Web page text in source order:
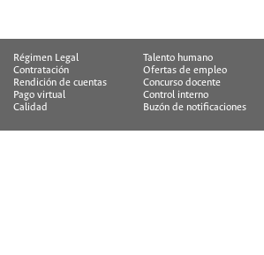
Régimen Legal
Talento humano
Contratación
Ofertas de empleo
Rendición de cuentas
Concurso docente
Pago virtual
Control interno
Calidad
Buzón de notificaciones